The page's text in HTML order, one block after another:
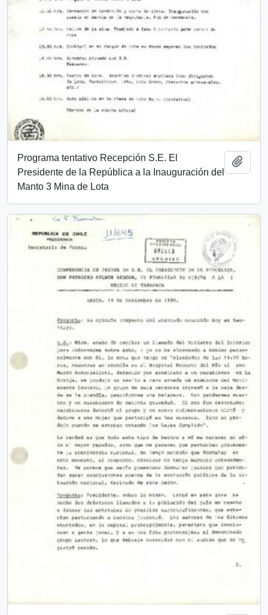
Programa tentativo Recepción S.E. El
Presidente de la República a la Inauguración del
Manto 3 Mina de Lota